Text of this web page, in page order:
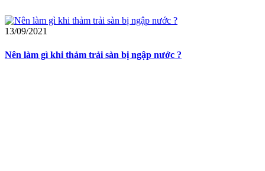
13/09/2021
Nên làm gì khi thảm trải sàn bị ngập nước ?